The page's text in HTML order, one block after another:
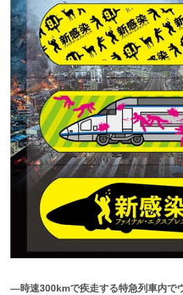
―時速300kmで疾走する特急列車内で